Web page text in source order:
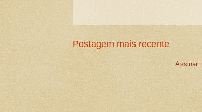
Postagem mais recente
Assinar: